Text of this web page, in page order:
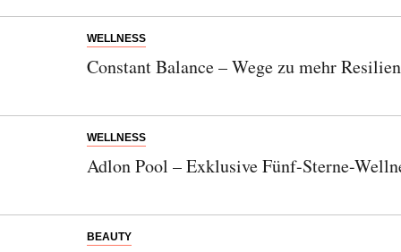
WELLNESS
Constant Balance – Wege zu mehr
WELLNESS
Adlon Pool – Exklusive Fünf-Sterne-
BEAUTY